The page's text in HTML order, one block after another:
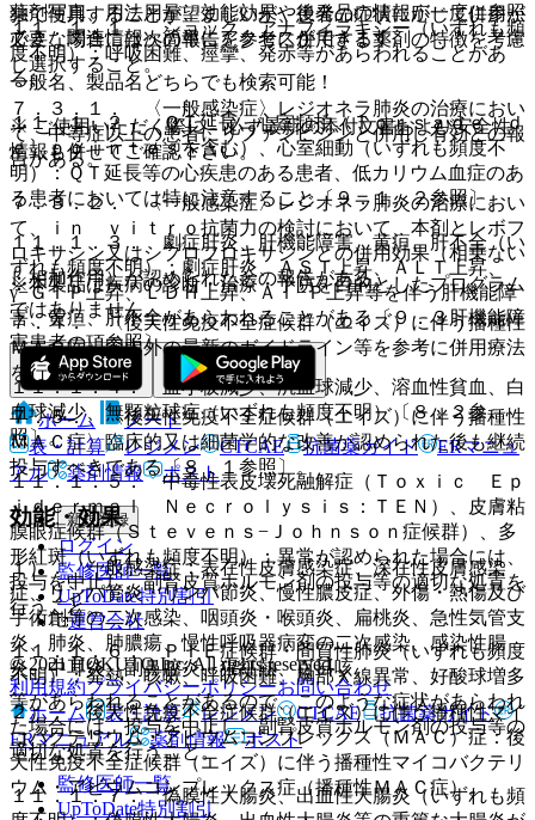
１１．１．１． ショック、アナフィラキシー（いずれも頻
度不明）：呼吸困難、痙攣、発赤等があらわれることがあ
る。
１１．１．２． ＱＴ延長、心室頻拍（Ｔｏｒｓａｄｅ ｄ
ｅ ｐｏｉｎｔｅｓを含む）、心室細動（いずれも頻度不
明）：ＱＴ延長等の心疾患のある患者、低カリウム血症のあ
る患者においては特に注意すること〔９．１．２参照〕。
１１．１．３． 劇症肝炎、肝機能障害、黄疸、肝不全（い
ずれも頻度不明）：劇症肝炎、ＡＳＴ上昇、ＡＬＴ上昇、
γ−ＧＴＰ上昇、ＬＤＨ上昇、Ａｌ−Ｐ上昇等を伴う肝機能障
害、黄疸、肝不全があらわれることがある〔９．３肝機能障
害患者の項参照〕。
１１．１．４． 血小板減少、汎血球減少、溶血性貧血、白
血球減少、無顆粒球症（いずれも頻度不明）〔８．２参
照〕。
１１．１．５． 中毒性表皮壊死融解症（Ｔｏｘｉｃ Ｅｐ
ｉｄｅｒｍａｌ Ｎｅｃｒｏｌｙｓｉｓ：ＴＥＮ）、皮膚粘
膜眼症候群（Ｓｔｅｖｅｎｓ−Ｊｏｈｎｓｏｎ症候群）、多
形紅斑（いずれも頻度不明）：異常が認められた場合には、
投与を中止し、副腎皮質ホルモン剤の投与等の適切な処置を
行うこと。
１１．１．６． ＰＩＥ症候群・間質性肺炎（いずれも頻度
不明）：発熱、咳嗽、呼吸困難、胸部Ｘ線異常、好酸球増多
等があらわれることがあるので、このような症状があらわれ
た場合には、投与を中止し、副腎皮質ホルモン剤の投与等の
適切な処置を行うこと。
１１．１．７． 偽膜性大腸炎、出血性大腸炎（いずれも頻
独で使用することが望ましいが、患者の症状に応じて併用が
必要な場合には次の報告を参考に併用する薬剤の特徴を考慮
し選択すること。
７．３．１． 〈一般感染症〉レジオネラ肺炎の治療におい
て、中等症以上の患者にリファンピシンと併用し有効との報
告がある。
７．３．２． 〈一般感染症〉レジオネラ肺炎の治療におい
て、ｉｎ ｖｉｔｒｏ抗菌力の検討において、本剤とレボフ
ロキサシン又はシプロフロキサシンとの併用効果（相乗ない
し相加作用）が認められたとの報告がある。
７．４． 〈後天性免疫不全症候群（エイズ）に伴う播種性
ＭＡＣ症〉国内外の最新のガイドライン等を参考に併用療法
を行うこと。
７．５． 〈後天性免疫不全症候群（エイズ）に伴う播種性
ＭＡＣ症〉臨床的又は細菌学的な改善が認められた後も継続
投与すべきである〔８．１参照〕。
効能・効果
１）． 一般感染症：表在性皮膚感染症、深在性皮膚感染
症、リンパ管炎・リンパ節炎、慢性膿皮症、外傷・熱傷及び
手術創等の二次感染、咽頭炎・喉頭炎、扁桃炎、急性気管支
炎、肺炎、肺膿瘍、慢性呼吸器病変の二次感染、感染性腸
炎、中耳炎、副鼻腔炎、猩紅熱、百日咳。
２）． 後天性免疫不全症候群（エイズ）に伴う播種性マイ
コバクテリウム・アビウムコンプレックス（ＭＡＣ）症：後
天性免疫不全症候群（エイズ）に伴う播種性マイコバクテリ
ウム・アビウムコンプレックス症（播種性ＭＡＣ症）。
薬剤写真、用法用量、効能効果や後発品の情報が一度に参照
でき、関連情報へ簡単にアクセスができます。
一般名、製品名どちらでも検索可能！
※ ご使用いただく際に、必ず最新の添付文書および安全性
情報も併せてご確認下さい。
※本製品は疾病の診断・治療・予防を目的としたプログラム
ではありません。
ホーム
ノート
表・計算
レジメン CTCAE 抗菌薬ガイド
ERマニュ
アル
薬剤情報 ポスト
新規登録
ログイン
監修医師一覧
UpToDate特別割引
運営会社
© 2021 HOKUTO Inc. All rights reserved.
利用規約プライバシーポリシーお問い合わせ
ホーム
表・計算 レジメン CTCAE
抗菌薬ガイド
ERマニュアル
薬剤情報 ポスト
監修医師一覧
UpToDate特別割引